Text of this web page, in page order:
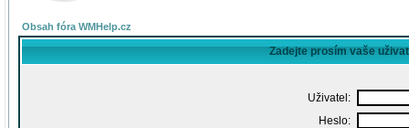
Obsah fóra WMHelp.cz
Zadejte prosím vaše
Uživatel:
Heslo: